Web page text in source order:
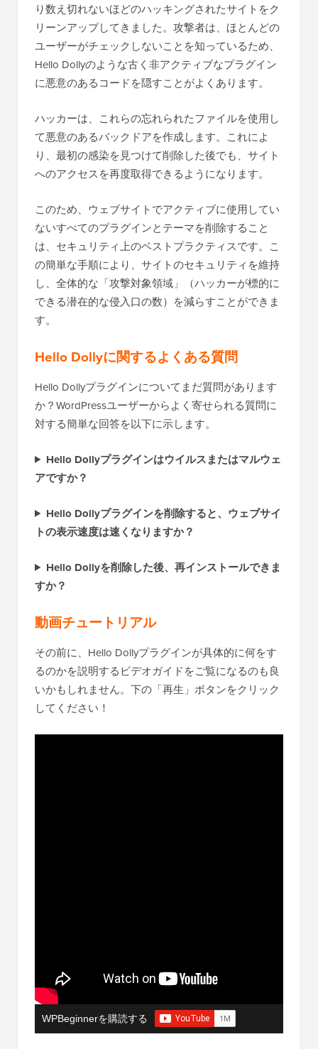
り数え切れないほどのハッキングされたサイトをク
リーンアップしてきました。攻撃者は、ほとんどの
ユーザーがチェックしないことを知っているため、
Hello Dollyのような古く非アクティブなプラグイン
に悪意のあるコードを隠すことがよくあります。
ハッカーは、これらの忘れられたファイルを使用し
て悪意のあるバックドアを作成します。これによ
り、最初の感染を見つけて削除した後でも、サイト
へのアクセスを再度取得できるようになります。
このため、ウェブサイトでアクティブに使用してい
ないすべてのプラグインとテーマを削除すること
は、セキュリティ上のベストプラクティスです。こ
の簡単な手順により、サイトのセキュリティを維持
し、全体的な「攻撃対象領域」（ハッカーが標的に
できる潜在的な侵入口の数）を減らすことができま
す。
Hello Dollyに関するよくある質問
Hello Dollyプラグインについてまだ質問があります
か？WordPressユーザーからよく寄せられる質問に
対する簡単な回答を以下に示します。
Hello Dollyプラグインはウイルスまたはマルウェ
アですか？
Hello Dollyプラグインを削除すると、ウェブサイ
トの表示速度は速くなりますか？
Hello Dollyを削除した後、再インストールできま
すか？
動画チュートリアル
その前に、Hello Dollyプラグインが具体的に何をす
るのかを説明するビデオガイドをご覧になるのも良
いかもしれません。下の「再生」ボタンをクリック
してください！
WPBeginnerを購読する